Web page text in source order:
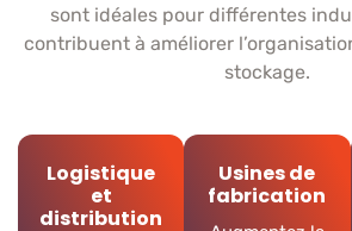
sont idéales pour différentes
contribuent à améliorer
stockage.
Logistique
et
distribution
Usines de
fabrication